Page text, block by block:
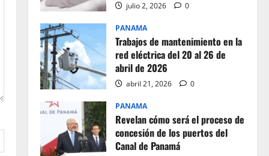
julio 2, 2026 0
PANAMA
Trabajos de mantenimiento en la
red eléctrica del 20 al 26 de
abril de 2026
abril 21, 2026 0
PANAMA
Revelan cómo será el proceso de
concesión de los puertos del
Canal de Panamá